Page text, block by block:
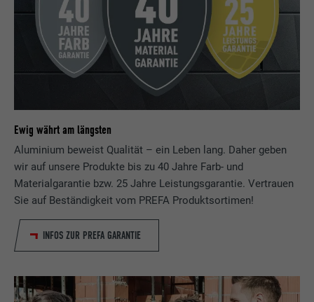
Ewig währt am längsten
Aluminium beweist Qualität – ein Leben lang. Daher geben
wir auf unsere Produkte bis zu 40 Jahre Farb- und
Materialgarantie bzw. 25 Jahre Leistungsgarantie. Vertrauen
Sie auf Beständigkeit vom PREFA Produktsortimen!
INFOS ZUR PREFA GARANTIE